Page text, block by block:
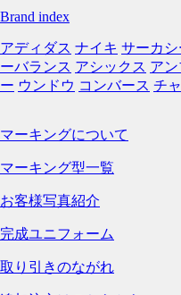
Brand index
アディダス ナイキ サーカシ
ーバランス アシックス アン
ー ウンドウ コンバース チ
マーキングについて
マーキング型一覧
お客様写真紹介
完成ユニフォーム
取り引きのながれ